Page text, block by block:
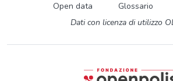
Open data
Glossario
Dati con licenza di utilizzo